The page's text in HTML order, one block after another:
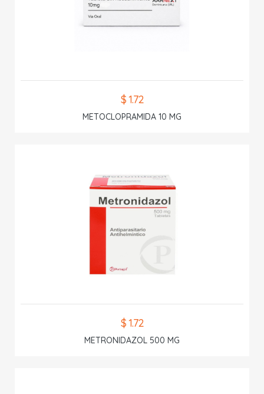
$ 1.72
METOCLOPRAMIDA 10 MG
$ 1.72
METRONIDAZOL 500 MG